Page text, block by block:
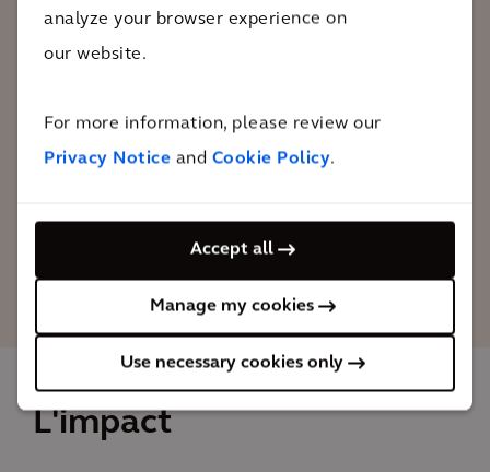
analyze your browser experience on
our website.
For more information, please review our
Privacy Notice and Cookie Policy.
Accept all
Manage my cookies
Use necessary cookies only
stratégique et collaborative s'est avérée
extrêmement bénéfique pour la gestion
lancement réussi du projet « Berlin, ville-
éponge ».
Solution Leader Water
Optimization
L'impact